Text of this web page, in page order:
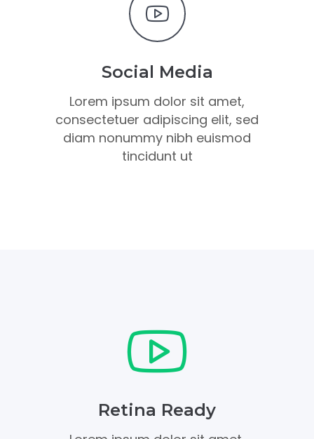
Social Media
Lorem ipsum dolor sit amet,
consectetuer adipiscing elit, sed
diam nonummy nibh euismod
tincidunt ut
Retina Ready